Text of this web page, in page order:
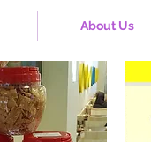
About Us